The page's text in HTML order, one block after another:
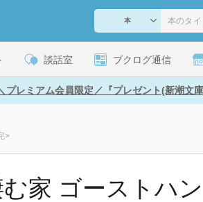
談話室 ブクログ通信
プレミアム会員限定／『プレゼント(新潮文
>
家 ゴーストハ